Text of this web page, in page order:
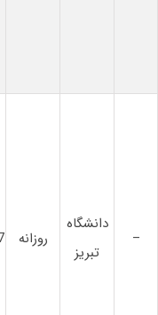
–
دانشگاه
تبریز
روزانه